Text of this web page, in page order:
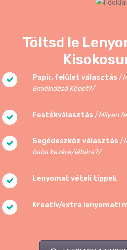
Töltsd le
Papír, felület választás /
Emlékidéző Képet?/
Festékválasztás /Milyen
Segédeszköz választás /
baba kezére/lábára?/
Lenyomat vételi tippek
Kreatív/extra lenyomati